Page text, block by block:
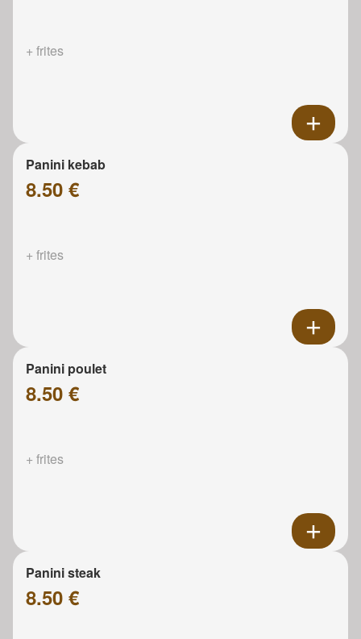
+ frites
Panini kebab
8.50 €
+ frites
Panini poulet
8.50 €
+ frites
Panini steak
8.50 €